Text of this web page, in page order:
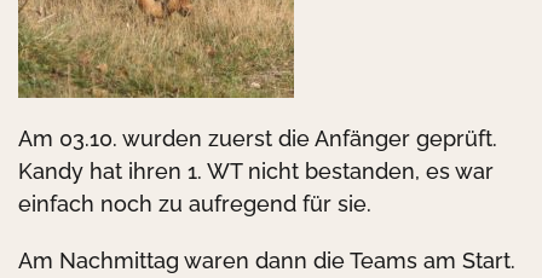
Am 03.10. wurden zuerst die Anfänger geprüft.
Kandy hat ihren 1. WT nicht bestanden, es war
einfach noch zu aufregend für sie.
Am Nachmittag waren dann die Teams am Start.